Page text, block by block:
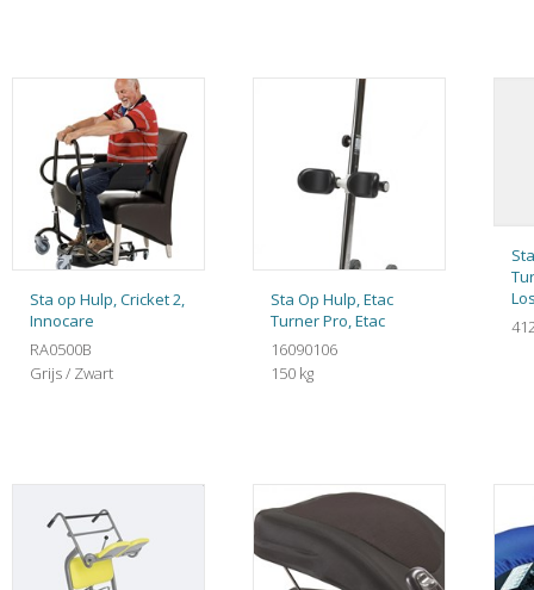
Sta op Hulp, Cricket 2,
Innocare
RA0500B
Grijs / Zwart
Sta Op Hulp, Etac
Turner Pro, Etac
16090106
150 kg